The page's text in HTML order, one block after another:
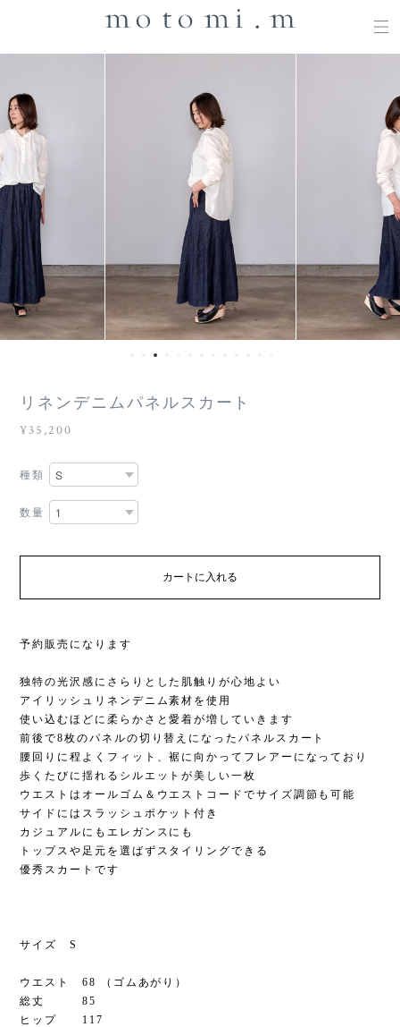
リネンデニムパネルスカート
¥35,200
種類
数量
カートに入れる
予約販売になります
独特の光沢感にさらりとした肌触りが心地よい
アイリッシュリネンデニム素材を使用
使い込むほどに柔らかさと愛着が増していきます
前後で8枚のパネルの切り替えになったパネルスカート
腰回りに程よくフィット、裾に向かってフレアーになっており
歩くたびに揺れるシルエットが美しい一枚
ウエストはオールゴム＆ウエストコードでサイズ調節も可能
サイドにはスラッシュポケット付き
カジュアルにもエレガンスにも
トップスや足元を選ばずスタイリングできる
優秀スカートです
サイズ S
ウエスト 68 （ゴムあがり）
総丈 85
ヒップ 117